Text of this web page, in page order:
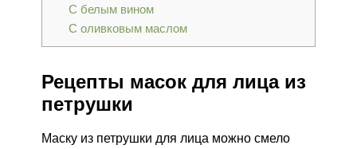
С белым вином
С оливковым маслом
Рецепты масок для лица из
петрушки
Маску из петрушки для лица можно смело